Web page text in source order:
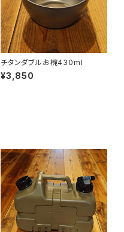
チタンダブルお椀430ml
¥3,850